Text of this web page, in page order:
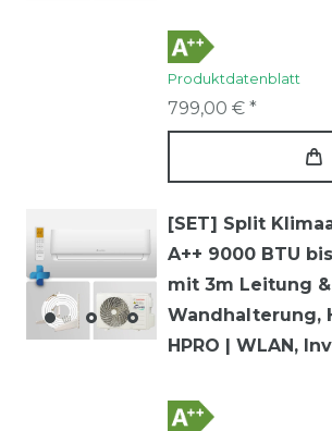
Produktdatenblatt
799,00 € *
[SET] Split
A++ 9000 BTU
mit 3m Leitung &
Wandhalterung,
HPRO | WLAN,